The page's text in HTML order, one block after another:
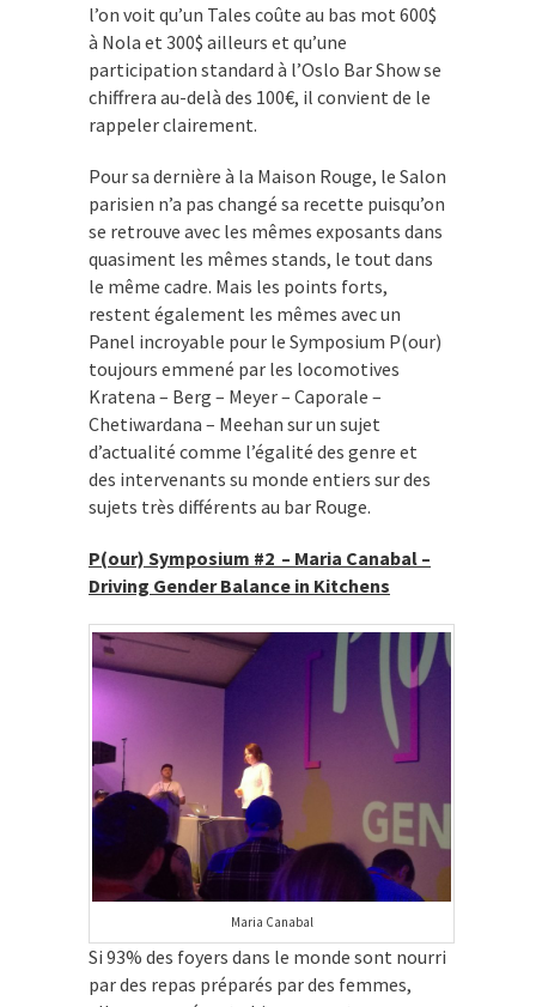
l’on voit qu’un Tales coûte au bas mot 600$
à Nola et 300$ ailleurs et qu’une
participation standard à l’Oslo Bar Show se
chiffrera au-delà des 100€, il convient de le
rappeler clairement.
Pour sa dernière à la Maison Rouge, le Salon
parisien n’a pas changé sa recette puisqu’on
se retrouve avec les mêmes exposants dans
quasiment les mêmes stands, le tout dans
le même cadre. Mais les points forts,
restent également les mêmes avec un
Panel incroyable pour le Symposium P(our)
toujours emmené par les locomotives
Kratena – Berg – Meyer – Caporale –
Chetiwardana – Meehan sur un sujet
d’actualité comme l’égalité des genre et
des intervenants su monde entiers sur des
sujets très différents au bar Rouge.
P(our) Symposium #2 – Maria Canabal –
Driving Gender Balance in Kitchens
Maria Canabal
Si 93% des foyers dans le monde sont nourri
par des repas préparés par des femmes,